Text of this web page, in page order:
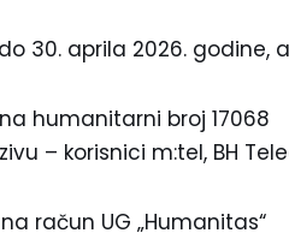
30. aprila 2026.
humanitarni broj 17068
– korisnici m:tel, BH
račun UG „Humanitas“